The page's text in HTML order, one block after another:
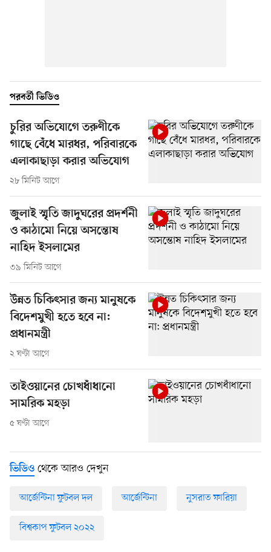
পরবর্তী ভিডিও
চুরির অভিযোগে তরুণীকে
গাছে বেঁধে মারধর, পরিবারকে
এলাকাছাড়া করার অভিযোগ
২৮ মিনিট আগে
জুলাই স্মৃতি জাদুঘরের প্রদর্শনী
ও কাঠামো নিয়ে অসন্তোষ
নাহিদ ইসলামের
৩৯ মিনিট আগে
উন্নত চিকিৎসার জন্য মানুষকে
বিদেশমুখী হতে হবে না:
প্রধানমন্ত্রী
২ ঘণ্টা আগে
তাইওয়ানের চোখধাঁধানো
সামরিক মহড়া
৫ ঘণ্টা আগে
ভিডিও থেকে আরও দেখুন
আর্জেন্টিনা ফুটবল দল আর্জেন্টিনা নুসরাত ফারিয়া
বিশ্বকাপ ফুটবল ২০২২